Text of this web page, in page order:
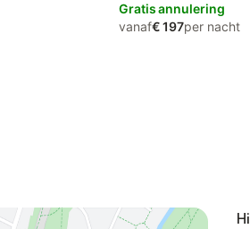
Zwembad
Gratis annulering
vanaf€ 197per nacht